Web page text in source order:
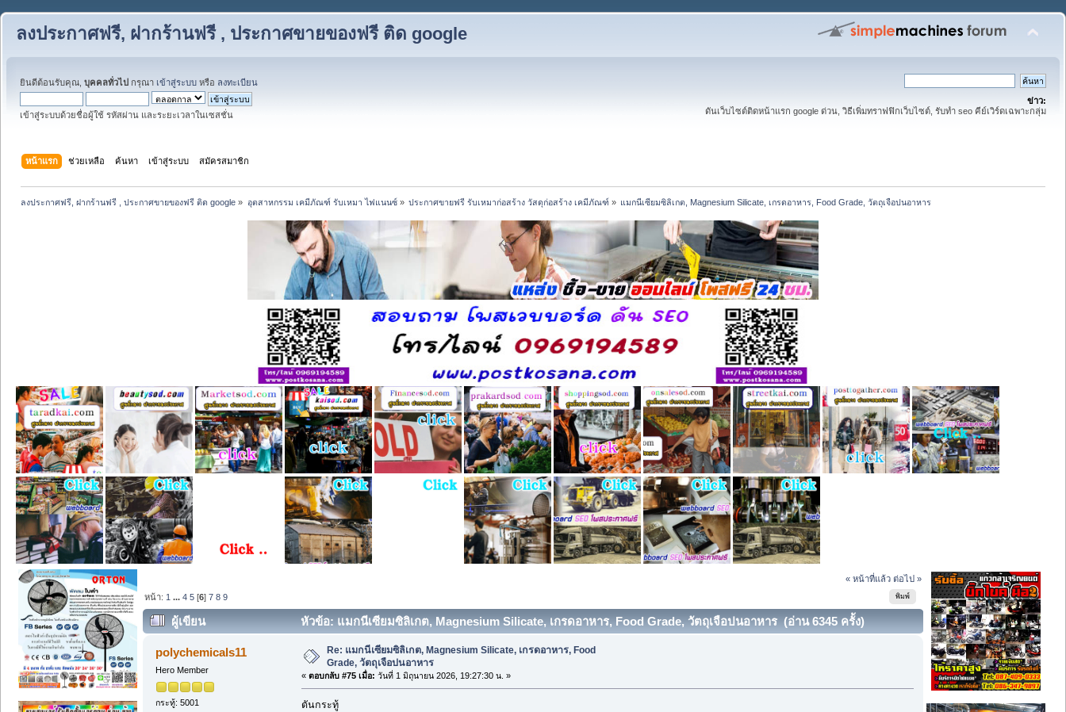
ลงประกาศฟรี, ฝากร้านฟรี , ประกาศขายของฟรี ติด google
ยินดีต้อนรับคุณ, บุคคลทั่วไป กรุณา เข้าสู่ระบบ หรือ ลงทะเบียน
เข้าสู่ระบบด้วยชื่อผู้ใช้ รหัสผ่าน และระยะเวลาในเซสชั่น
ข่าว:
ดันเว็บไซต์ติดหน้าแรก google ด่วน, วิธีเพิ่มทราฟฟิกเว็บไซต์, รับทำ seo คีย์เวิร์ดเฉพาะกลุ่ม
หน้าแรก ช่วยเหลือ ค้นหา เข้าสู่ระบบ สมัครสมาชิก
ลงประกาศฟรี, ฝากร้านฟรี , ประกาศขายของฟรี ติด google » อุตสาหกรรม เคมีภัณฑ์ รับเหมา ไฟแนนซ์» ประกาศขายฟรี รับเหมาก่อสร้าง วัสดุก่อสร้าง เคมีภัณฑ์ » แมกนีเซียมซิลิเกต, Magnesium Silicate, เกรดอาหาร, Food Grade, วัตถุเจือปนอาหาร
« หน้าที่แล้ว ต่อไป »
พิมพ์
หน้า: 1 ...4 5 [6]7 8 9
ผู้เขียน หัวข้อ: แมกนีเซียมซิลิเกต, Magnesium Silicate, เกรดอาหาร, Food Grade, วัตถุเจือปนอาหาร (อ่าน 6345 ครั้ง)
polychemicals11
Hero Member
กระทู้: 5001
Re: แมกนีเซียมซิลิเกต, Magnesium Silicate, เกรดอาหาร, Food
Grade, วัตถุเจือปนอาหาร
« ตอบกลับ #75 เมื่อ: วันที่ 1 มิถุนายน 2026, 19:27:30 น. »
ดันกระทู้